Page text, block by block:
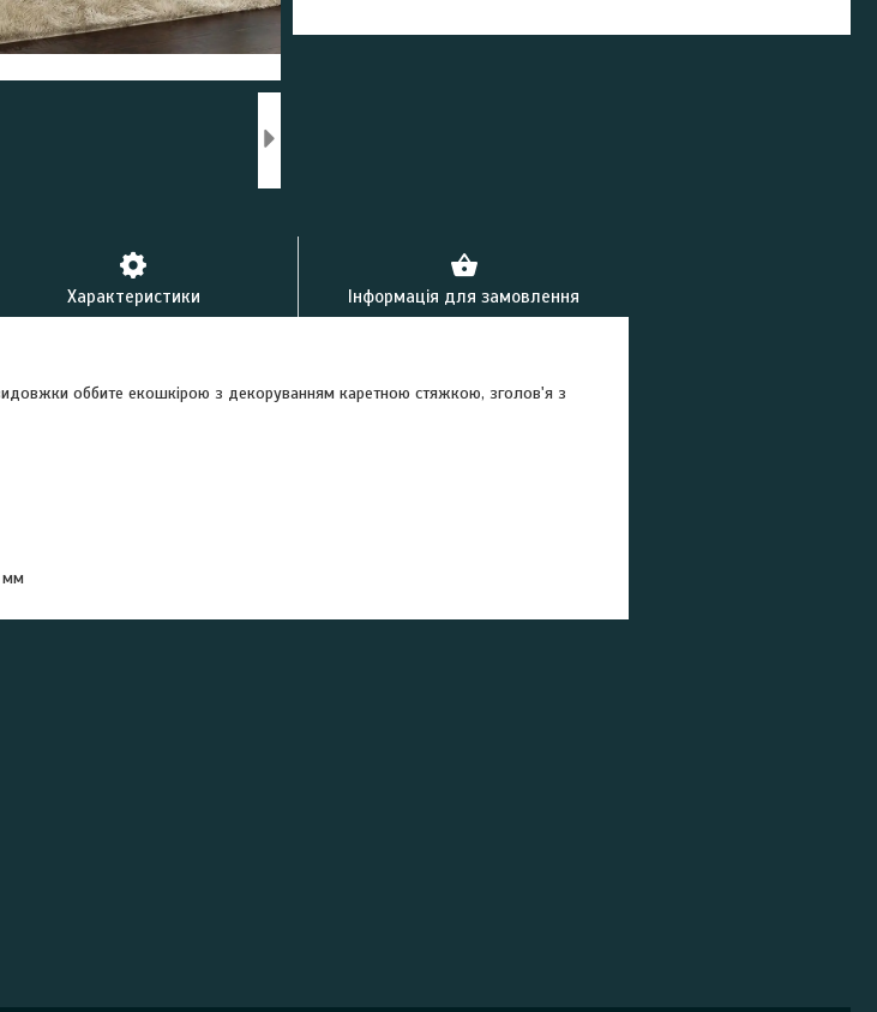
Характеристики Інформація для замовлення
оббите екошкірою з декоруванням каретною стяжкою, зголов'я з
мм